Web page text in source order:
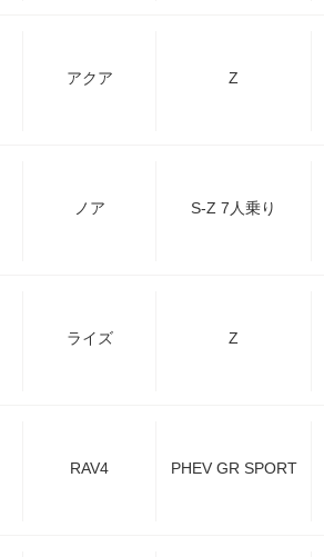
アクア Z
ノア S-Z 7人乗り
ライズ Z
RAV4 PHEV GR SPORT